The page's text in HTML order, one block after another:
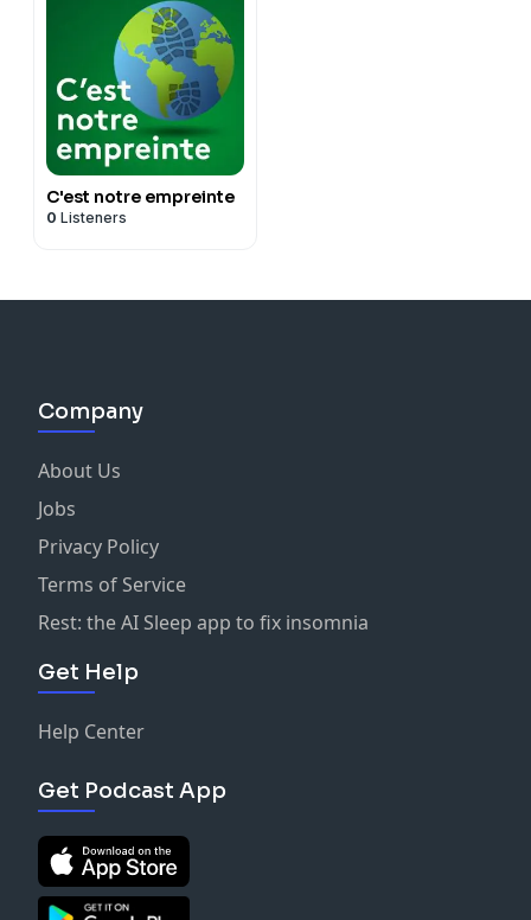
C'est notre empreinte
0 Listeners
Company
About Us
Jobs
Privacy Policy
Terms of Service
Rest: the AI Sleep app to fix insomnia
Get Help
Help Center
Get Podcast App